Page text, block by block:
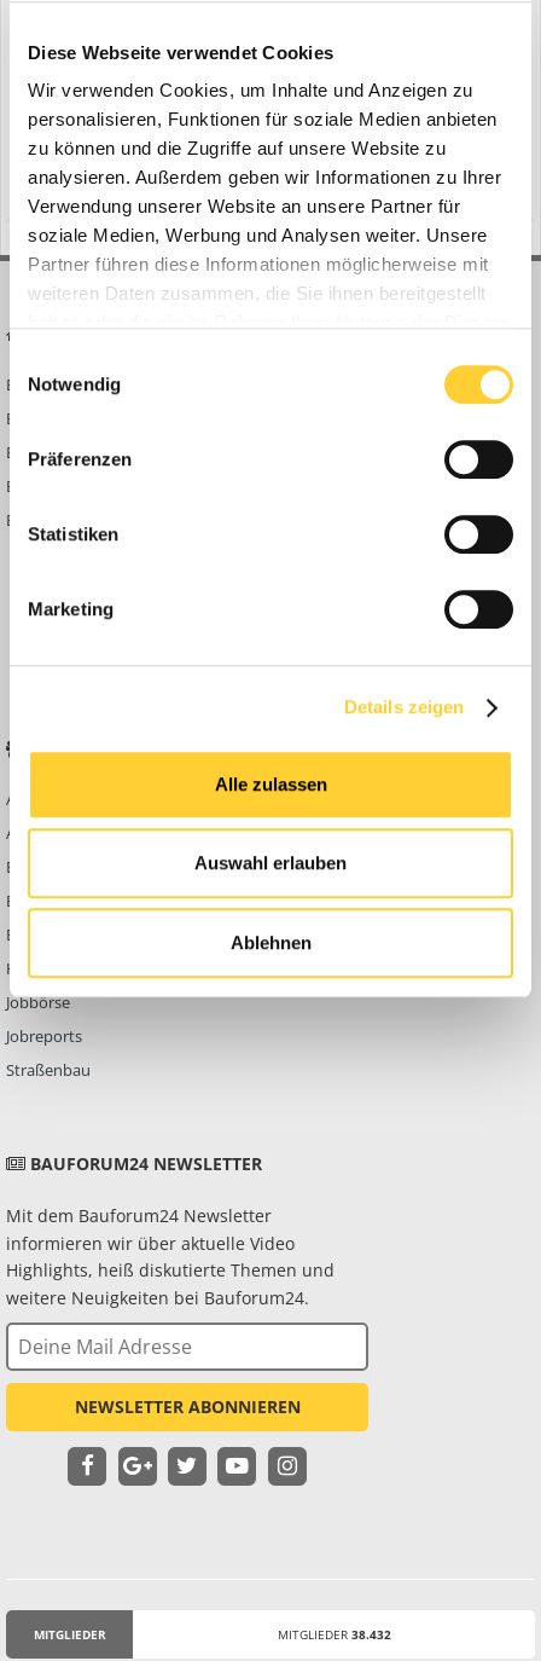
Diese Webseite verwendet Cookies
Wir verwenden Cookies, um Inhalte und Anzeigen zu
personalisieren, Funktionen für soziale Medien anbieten
zu können und die Zugriffe auf unsere Website zu
analysieren. Außerdem geben wir Informationen zu Ihrer
Verwendung unserer Website an unsere Partner für
soziale Medien, Werbung und Analysen weiter. Unsere
Partner führen diese Informationen möglicherweise mit
weiteren Daten zusammen, die Sie ihnen bereitgestellt
Notwendig
Präferenzen
Statistiken
Marketing
Details zeigen
Alle zulassen
Auswahl erlauben
Ablehnen
ein Thema erstellte Bauforum24 inFlurförderfahrzeuge -
Italien, Juli 2017 - Die neue LightLift 13.70 Performance IIIS besitzt
eine Reichweite von 7,08 Metern, eine Arbeitshöhe von 13,30
Metern, eine Nutzlast von 230 kg über die gesamte
Arbeitsreichweite und einen neuen Winkelkorb. Er soll für
Präzisionsarbeiten in Innen- und an Außenbereichen, wie Kirch...
27. Juli 2017 italienisch italien (und 6 weitere)
Bauforum24 News
Bauforum24 TV
BF24 Mediathek
BF24 Fotostrecken
Bauforum Shop
BELIEBTE FOREN
Abbruch
Ausbildung & Beruf
Bau Allgemein
Baumaschinen
Berg- & Tagebau
Hoch- & Tiefbau
Jobbörse
Jobreports
Straßenbau
KONTAKT
Werben auf
Bauforum24
Kontakt
Impressum
BAUFORUM24 NEWSLETTER
Mit dem Bauforum24 Newsletter
informieren wir über aktuelle Video
Highlights, heiß diskutierte Themen und
weitere Neuigkeiten bei Bauforum24.
NEWSLETTER ABONNIEREN
MITGLIEDER MITGLIEDER 38.432